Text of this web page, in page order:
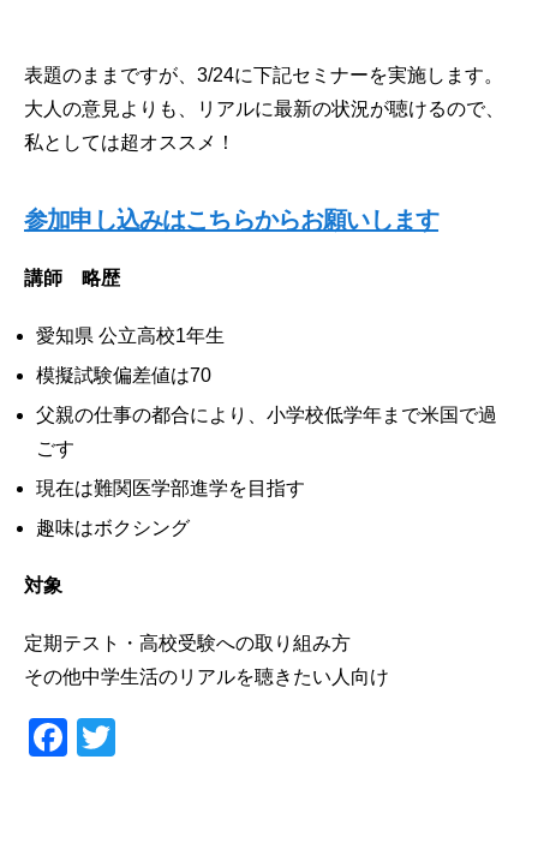
表題のままですが、3/24に下記セミナーを実施します。
大人の意見よりも、リアルに最新の状況が聴けるので、
私としては超オススメ！
参加申し込みはこちらからお願いします
講師 略歴
愛知県 公立高校1年生
模擬試験偏差値は70
父親の仕事の都合により、小学校低学年まで米国で過
ごす
現在は難関医学部進学を目指す
趣味はボクシング
対象
定期テスト・高校受験への取り組み方
その他中学生活のリアルを聴きたい人向け
F